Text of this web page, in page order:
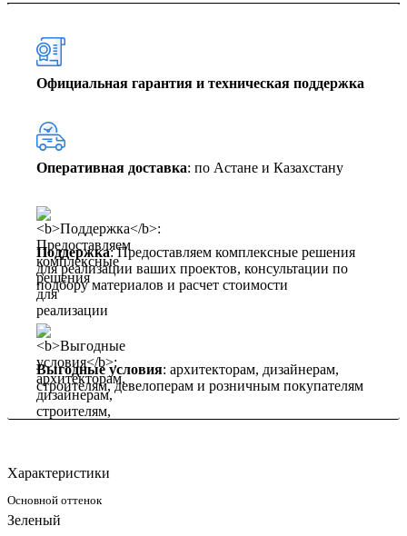
Официальная гарантия и техническая поддержка
Оперативная доставка: по Астане и Казахстану
Поддержка: Предоставляем комплексные решения
для реализации ваших проектов, консультации по
подбору материалов и расчет стоимости
Выгодные условия: архитекторам, дизайнерам,
строителям, девелоперам и розничным покупателям
Характеристики
Основной оттенок
Зеленый